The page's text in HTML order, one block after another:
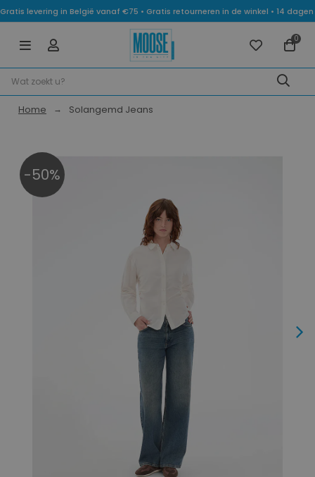
Gratis levering in België vanaf €75 • Gratis retourneren in de winkel • 14
0
Home Solangemd Jeans
-50%
Next